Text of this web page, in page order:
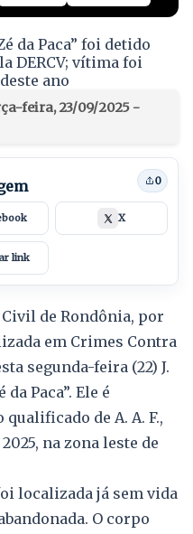
da Paca” foi detido
DERCV; vítima foi
ano
feira, 23/09/2025 -
0
X
link
de Rondônia, por
em Crimes Contra
segunda-feira (22) J.
Paca”. Ele é
de A. A. F.,
na zona leste de
localizada já sem vida
O corpo